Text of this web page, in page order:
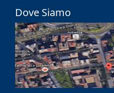
Dove Siamo